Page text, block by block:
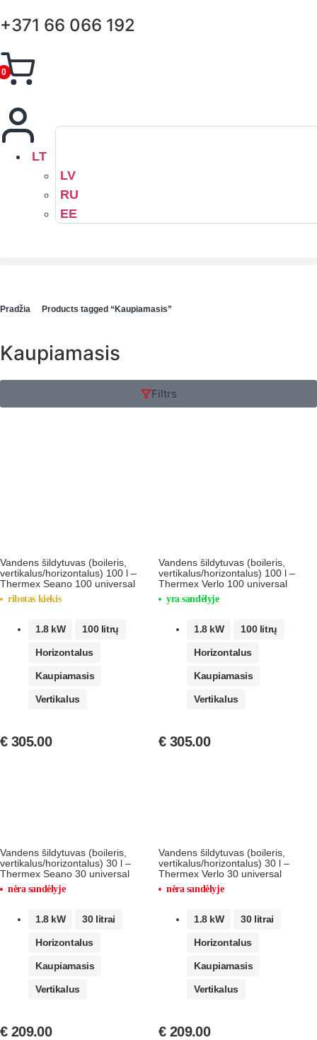
+371 66 066 192
0
LT
LV
RU
EE
Pradžia Products tagged “Kaupiamasis”
Kaupiamasis
Filtrs
Vandens šildytuvas (boileris,
vertikalus/horizontalus) 100 l –
Thermex Seano 100 universal
ribotas kiekis
1.8 kW 100 litrų
Horizontalus
Kaupiamasis
Vertikalus
€305.00
Vandens šildytuvas (boileris,
vertikalus/horizontalus) 100 l –
Thermex Verlo 100 universal
yra sandėlyje
1.8 kW 100 litrų
Horizontalus
Kaupiamasis
Vertikalus
€305.00
Vandens šildytuvas (boileris,
vertikalus/horizontalus) 30 l –
Thermex Seano 30 universal
nėra sandėlyje
1.8 kW 30 litrai
Horizontalus
Kaupiamasis
Vertikalus
€209.00
Vandens šildytuvas (boileris,
vertikalus/horizontalus) 30 l –
Thermex Verlo 30 universal
nėra sandėlyje
1.8 kW 30 litrai
Horizontalus
Kaupiamasis
Vertikalus
€209.00